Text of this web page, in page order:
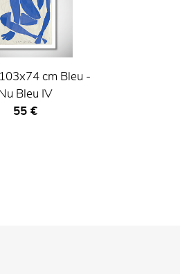
cm Bleu -
Nu Bleu IV
Prix ​​actuel
55 €